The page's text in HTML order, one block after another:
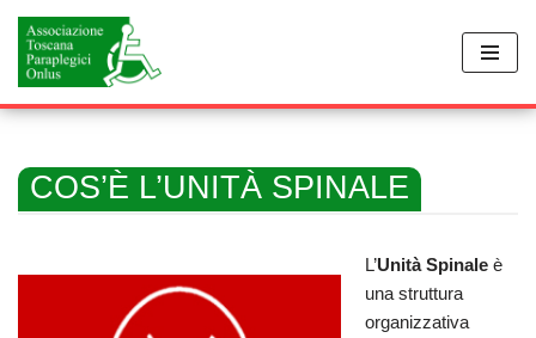
Vai
al
contenuto
COS’È L’UNITÀ SPINALE
L’Unità Spinale è
una struttura
organizzativa